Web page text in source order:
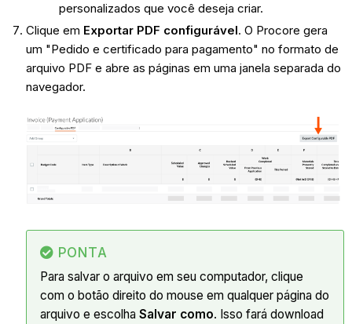
personalizados que você deseja criar.
Clique em Exportar PDF configurável. O Procore gera
um "Pedido e certificado para pagamento" no formato de
arquivo PDF e abre as páginas em uma janela separada do
navegador.
PONTA
Para salvar o arquivo em seu computador, clique
com o botão direito do mouse em qualquer página do
arquivo e escolha Salvar como. Isso fará download